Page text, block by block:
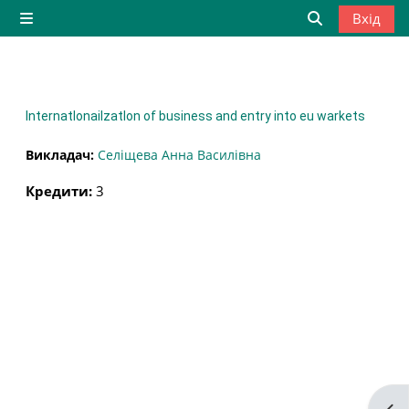
Перейти до головного вмісту
Бокова панель
Вхід
InternatIonaiIzatIon of business and entry into eu warkets
Викладач: Селіщева Анна Василівна
Кредити: 3